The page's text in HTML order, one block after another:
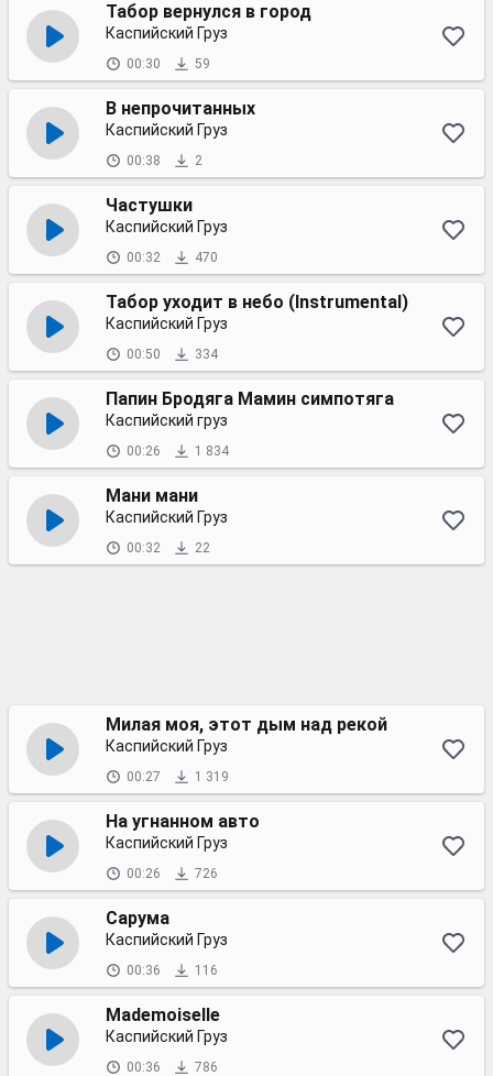
Табор вернулся в город
Каспийский Груз
00:30 59
В непрочитанных
Каспийский Груз
00:38 2
Частушки
Каспийский Груз
00:32 470
Табор уходит в небо (Instrumental)
Каспийский Груз
00:50 334
Папин Бродяга Мамин симпотяга
Каспийский груз
00:26 1 834
Мани мани
Каспийский Груз
00:32 22
Милая моя, этот дым над рекой
Каспийский Груз
00:27 1 319
На угнанном авто
Каспийский Груз
00:26 726
Сарума
Каспийский Груз
00:36 116
Mademoiselle
Каспийский Груз
00:36 786